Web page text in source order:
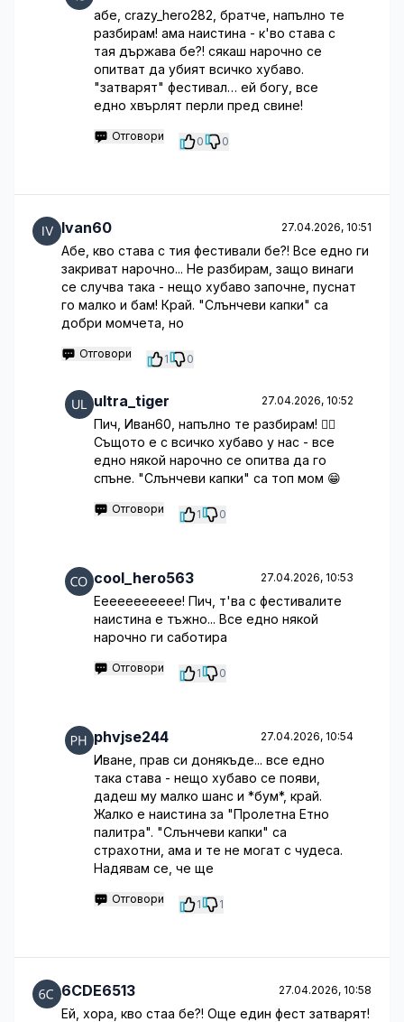
абе, crazy_hero282, братче, напълно те
разбирам! ама наистина - к'во става с
тая държава бе?! сякаш нарочно се
опитват да убият всичко хубаво.
"затварят" фестивал… ей богу, все
едно хвърлят перли пред свине!
Отговори 0 0
Ivan60 27.04.2026, 10:51
Абе, кво става с тия фестивали бе?! Все едно ги
закриват нарочно... Не разбирам, защо винаги
се случва така - нещо хубаво започне, пуснат
го малко и бам! Край. "Слънчеви капки" са
добри момчета, но
Отговори 1 0
ultra_tiger 27.04.2026, 10:52
Пич, Иван60, напълно те разбирам! 🤦‍♂️
Същото е с всичко хубаво у нас - все
едно някой нарочно се опитва да го
спъне. "Слънчеви капки" са топ мом 😁
Отговори 1 0
cool_hero563 27.04.2026, 10:53
Еееееееееее! Пич, т'ва с фестивалите
наистина е тъжно... Все едно някой
нарочно ги саботира
Отговори 1 0
phvjse244 27.04.2026, 10:54
Иване, прав си донякъде... все едно
така става - нещо хубаво се появи,
дадеш му малко шанс и *бум*, край.
Жалко е наистина за "Пролетна Етно
палитра". "Слънчеви капки" са
страхотни, ама и те не могат с чудеса.
Надявам се, че ще
Отговори 1 1
6CDE6513 27.04.2026, 10:58
Ей, хора, кво стаа бе?! Още един фест затварят!